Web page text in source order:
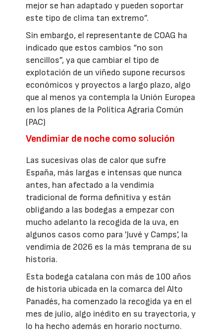
mejor se han adaptado y pueden soportar
este tipo de clima tan extremo”.
Sin embargo, el representante de COAG ha
indicado que estos cambios “no son
sencillos”, ya que cambiar el tipo de
explotación de un viñedo supone recursos
económicos y proyectos a largo plazo, algo
que al menos ya contempla la Unión Europea
en los planes de la Política Agraria Común
(PAC)
Vendimiar de noche como solución
Las sucesivas olas de calor que sufre
España, más largas e intensas que nunca
antes, han afectado a la vendimia
tradicional de forma definitiva y están
obligando a las bodegas a empezar con
mucho adelanto la recogida de la uva, en
algunos casos como para 'Juvé y Camps', la
vendimia de 2026 es la más temprana de su
historia.
Esta bodega catalana con más de 100 años
de historia ubicada en la comarca del Alto
Panadés, ha comenzado la recogida ya en el
mes de julio, algo inédito en su trayectoria, y
lo ha hecho además en horario nocturno.